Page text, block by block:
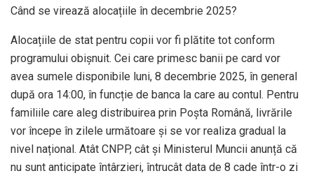
Când se virează alocațiile în decembrie 2025?
Alocațiile de stat pentru copii vor fi plătite tot conform
programului obișnuit. Cei care primesc banii pe card vor
avea sumele disponibile luni, 8 decembrie 2025, în general
după ora 14:00, în funcție de banca la care au contul. Pentru
familiile care aleg distribuirea prin Poșta Română, livrările
vor începe în zilele următoare și se vor realiza gradual la
nivel național. Atât CNPP, cât și Ministerul Muncii anunță că
nu sunt anticipate întârzieri, întrucât data de 8 cade într-o zi